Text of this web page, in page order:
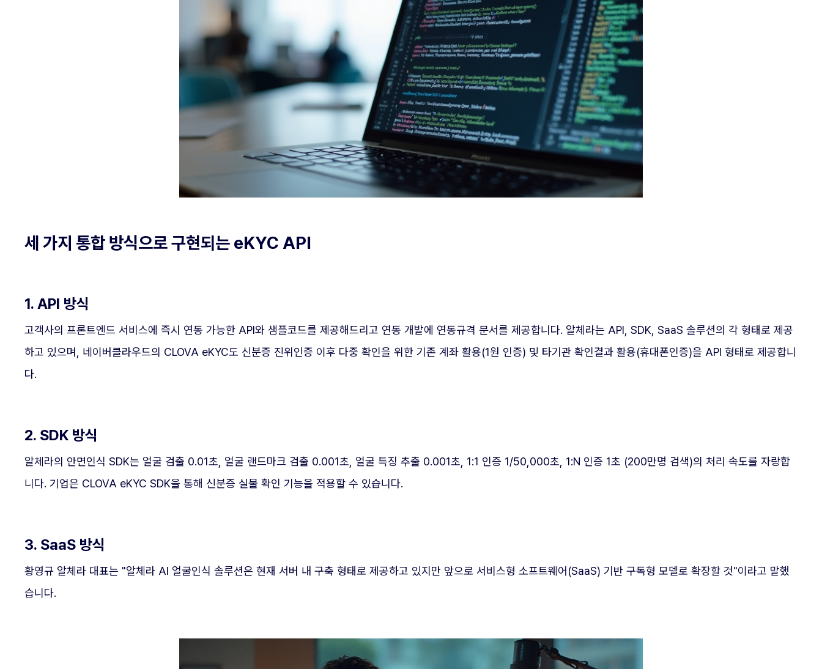
세 가지 통합 방식으로 구현되는 eKYC API
1. API 방식
고객사의 프론트엔드 서비스에 즉시 연동 가능한 API와 샘플코드를 제공해드리고 연동 개발에 연동규격 문서를 제공합니다. 알체라는 API, SDK, SaaS 솔루션의 각 형태로 제공
하고 있으며, 네이버클라우드의 CLOVA eKYC도 신분증 진위인증 이후 다중 확인을 위한 기존 계좌 활용(1원 인증) 및 타기관 확인결과 활용(휴대폰인증)을 API 형태로 제공합니
다.
2. SDK 방식
알체라의 안면인식 SDK는 얼굴 검출 0.01초, 얼굴 랜드마크 검출 0.001초, 얼굴 특징 추출 0.001초, 1:1 인증 1/50,000초, 1:N 인증 1초 (200만명 검색)의 처리 속도를 자랑합
니다. 기업은 CLOVA eKYC SDK을 통해 신분증 실물 확인 기능을 적용할 수 있습니다.
3. SaaS 방식
황영규 알체라 대표는 "알체라 AI 얼굴인식 솔루션은 현재 서버 내 구축 형태로 제공하고 있지만 앞으로 서비스형 소프트웨어(SaaS) 기반 구독형 모델로 확장할 것"이라고 말했
습니다.